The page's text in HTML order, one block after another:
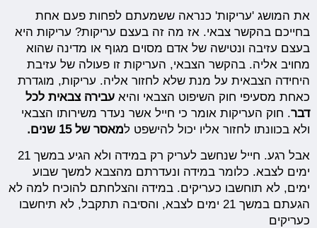
את המושג 'עריקות' כנראה ששמעתם לפחות פעם אחת
בחייכם בהקשר צבאי. אז מה זה בעצם עריקות? עריקות היא
בעצם עזיבה ונטישה של אדם מסוים מגוף או מדינה שהוא
מחויב אליה. בהקשר הצבאי, העריקות זו פעולה של עזיבת
היחידה הצבאית על מנת שלא לחזור אליה. עריקות, מוגדרת
כאחת מסעיפי חוק השיפוט הצבאי והיאעבירה צבאית לכל
דבר. חוק העריקות אומר כי חייל אשר נעדר משירותו הצבאי
ולא בכוונתו לחזור אליו יכול להישפט למאסר של15 שנים.
אבל רגע. חייל שנחשב לעריק רק במידה ולא הגיע במשך 21
ימים לצבא. כלומר במידה ונעדרתם מהצבא למשך שבוע
ימים, לא תוחשבו כעריקים. במידה והצלחתם להוכיח למה לא
הגעתם במשך 21 ימים לצבא, והסיבה תתקבל, לא תיחשבו
כעריקים